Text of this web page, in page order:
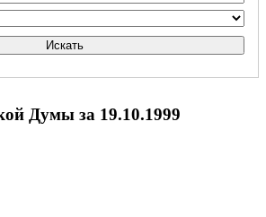
Искать
Думы за 19.10.1999